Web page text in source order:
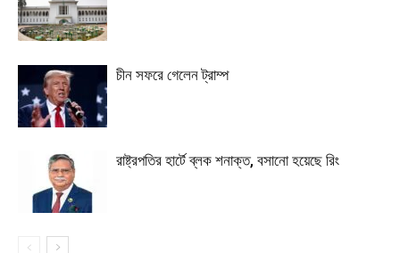
চীন সফরে গেলেন ট্রাম্প
রাষ্ট্রপতির হার্টে ব্লক শনাক্ত, বসানো হয়েছে রিং